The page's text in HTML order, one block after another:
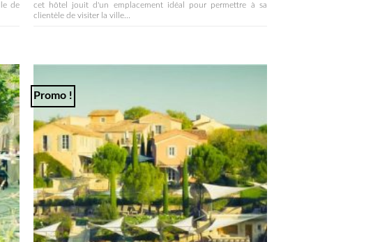
de
cet hôtel jouit d'un emplacement idéal pour permettre à sa
clientèle de visiter la ville...
Promo !